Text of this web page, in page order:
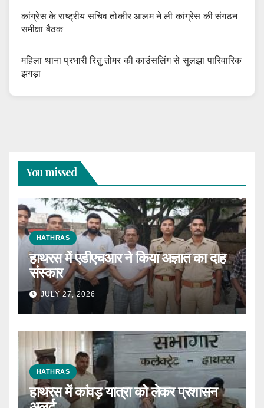
कांग्रेस के राष्ट्रीय सचिव तोकीर आलम ने ली कांग्रेस की संगठन
समीक्षा बैठक
महिला थाना प्रभारी रितु तोमर की काउंसलिंग से सुलझा पारिवारिक
झगड़ा
You missed
HATHRAS
हाथरस में एडीएचआर ने किया अज्ञात का दाह
संस्कार
JULY 27, 2026
HATHRAS
हाथरस में कांवड़ यात्रा को लेकर प्रशासन